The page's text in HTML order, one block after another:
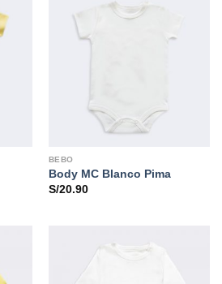
BEBO
Body MC Blanco Pima
S/20.90